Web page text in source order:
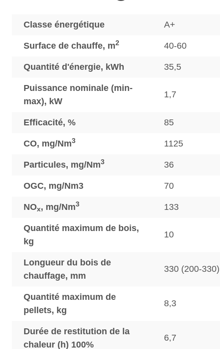
Classe énergétique A+
Surface de chauffe, m2 40-60
Quantité d'énergie, kWh 35,5
Puissance nominale (min-
max), kW
1,7
Efficacité, % 85
CO, mg/Nm3 1125
Particules, mg/Nm3 36
OGC, mg/Nm3 70
NOx, mg/Nm3 133
Quantité maximum de bois,
kg
10
Longueur du bois de
chauffage, mm
330 (200-330)
Quantité maximum de
pellets, kg
8,3
Durée de restitution de la
chaleur (h) 100%
6,7